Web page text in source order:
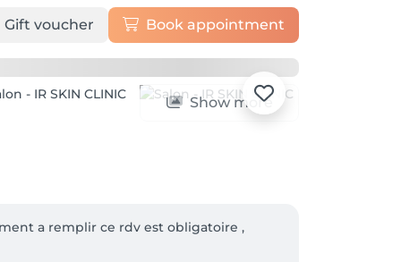
Gift voucher Book appointment
Show more
a remplir ce rdv est obligatoire ,